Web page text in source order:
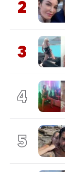
2
3
4
5